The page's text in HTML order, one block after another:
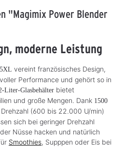
"Magimix Power Blender
moderne Leistung
vereint französisches Design,
Performance und gehört so in
Liter-Glasbehälter bietet
und große Mengen. Dank 1500
(600 bis 22.000 U/min)
sich bei geringer Drehzahl
Nüsse hacken und natürlich
Smoothies, Supppen oder Eis bei